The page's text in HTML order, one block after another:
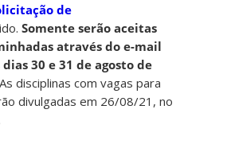
de
Somente serão aceitas
através do e-mail
30 e 31 de agosto de
As disciplinas com vagas para
divulgadas em 26/08/21, no